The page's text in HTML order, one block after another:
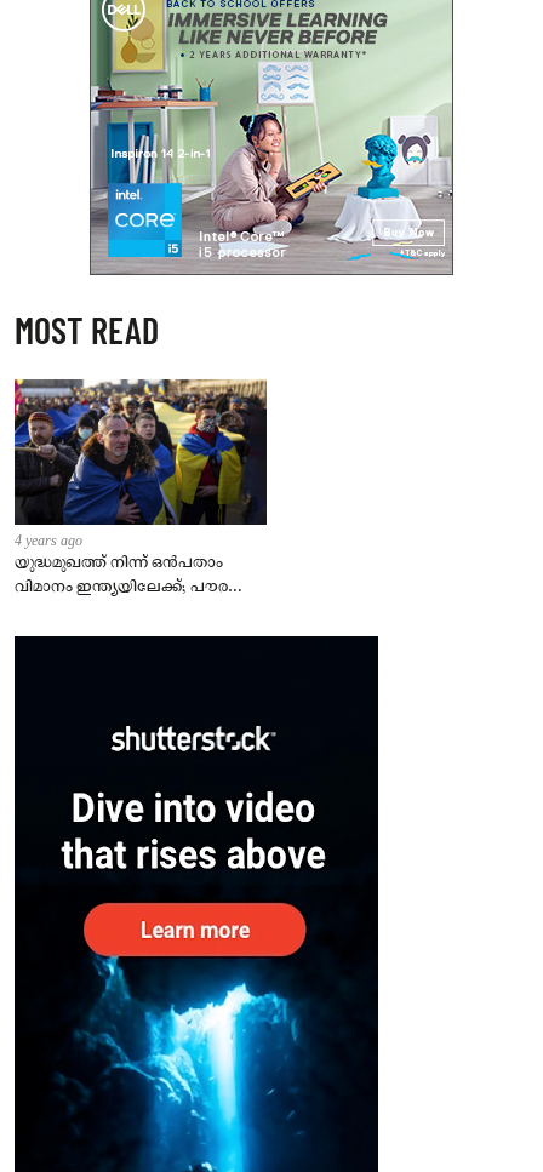
MOST READ
4 years ago
യുദ്ധമുഖത്ത് നിന്ന് ഒൻപതാം
വിമാനം ഇന്ത്യയിലേക്ക്; പൗരന്മാർ
– കേന്ദ്രം